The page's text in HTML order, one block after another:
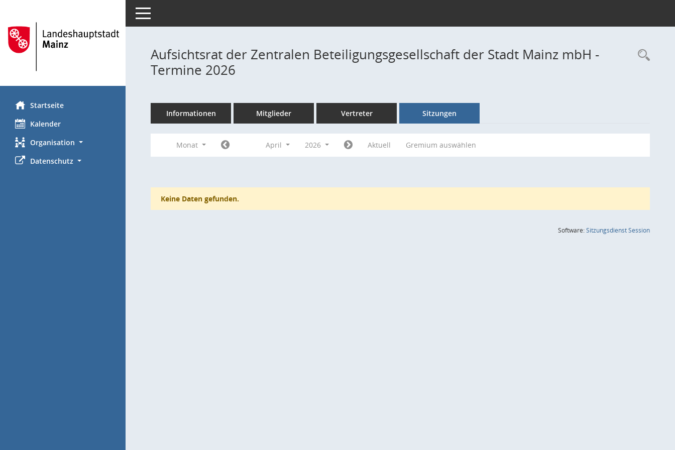
Startseite
Kalender
Organisation
Datenschutz
Toggle navigation
Aufsichtsrat der Zentralen Beteiligungsgesellschaft der Stadt Mainz mbH -
Termine 2026
Informationen Mitglieder Vertreter Sitzungen
Monat April 2026 Aktuell Gremium auswählen
Keine Daten gefunden.
Software:SitzungsdienstSession(Wird in